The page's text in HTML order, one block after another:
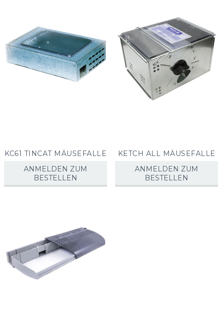
KC61 TINCAT MÄUSEFALLE
ANMELDEN ZUM
BESTELLEN
KETCH ALL MÄUSEFALLE
ANMELDEN ZUM
BESTELLEN